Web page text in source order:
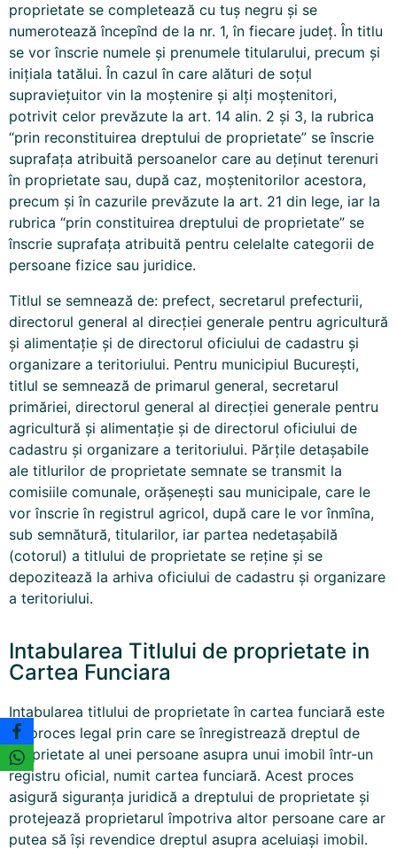
proprietate se completează cu tuş negru şi se
numerotează începînd de la nr. 1, în fiecare judeţ. În titlu
se vor înscrie numele şi prenumele titularului, precum şi
iniţiala tatălui. În cazul în care alături de soţul
supravieţuitor vin la moştenire şi alţi moştenitori,
potrivit celor prevăzute la art. 14 alin. 2 şi 3, la rubrica
“prin reconstituirea dreptului de proprietate” se înscrie
suprafaţa atribuită persoanelor care au deţinut terenuri
în proprietate sau, după caz, moştenitorilor acestora,
precum şi în cazurile prevăzute la art. 21 din lege, iar la
rubrica “prin constituirea dreptului de proprietate” se
înscrie suprafaţa atribuită pentru celelalte categorii de
persoane fizice sau juridice.
Titlul se semnează de: prefect, secretarul prefecturii,
directorul general al direcţiei generale pentru agricultură
şi alimentaţie şi de directorul oficiului de cadastru şi
organizare a teritoriului. Pentru municipiul Bucureşti,
titlul se semnează de primarul general, secretarul
primăriei, directorul general al direcţiei generale pentru
agricultură şi alimentaţie şi de directorul oficiului de
cadastru şi organizare a teritoriului. Părţile detaşabile
ale titlurilor de proprietate semnate se transmit la
comisiile comunale, orăşeneşti sau municipale, care le
vor înscrie în registrul agricol, după care le vor înmîna,
sub semnătură, titularilor, iar partea nedetaşabilă
(cotorul) a titlului de proprietate se reţine şi se
depozitează la arhiva oficiului de cadastru şi organizare
a teritoriului.
Intabularea Titlului de proprietate in
Cartea Funciara
Intabularea titlului de proprietate în cartea funciară este
un proces legal prin care se înregistrează dreptul de
proprietate al unei persoane asupra unui imobil într-un
registru oficial, numit cartea funciară. Acest proces
asigură siguranța juridică a dreptului de proprietate și
protejează proprietarul împotriva altor persoane care ar
putea să își revendice dreptul asupra aceluiași imobil.